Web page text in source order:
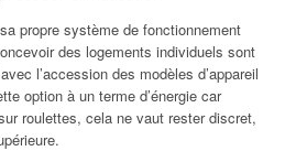
propre système de fonctionnement
des logements individuels sont
l’accession des modèles d’appareil
option à un terme d’énergie car
roulettes, cela ne vaut rester discret,